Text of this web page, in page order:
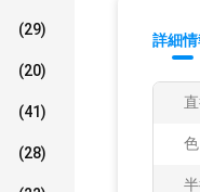
(29)
(20)
(41)
(28)
詳細